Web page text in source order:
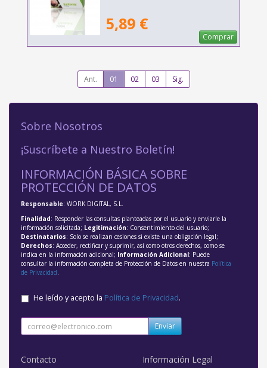
5,89 €
Comprar
Ant. 01 02 03 Sig.
Sobre Nosotros
¡Suscríbete a Nuestro Boletín!
INFORMACIÓN BÁSICA SOBRE
PROTECCIÓN DE DATOS
Responsable: WORK DIGITAL, S.L.
Finalidad: Responder las consultas planteadas por el usuario y enviarle la
información solicitada; Legitimación: Consentimiento del usuario;
Destinatarios: Solo se realizan cesiones si existe una obligación legal;
Derechos: Acceder, rectificar y suprimir, así como otros derechos, como se
indica en la información adicional; Información Adicional: Puede
consultar la información completa de Protección de Datos en nuestra Política
de Privacidad.
He leído y acepto la Política de Privacidad.
Enviar
Contacto
Información Legal